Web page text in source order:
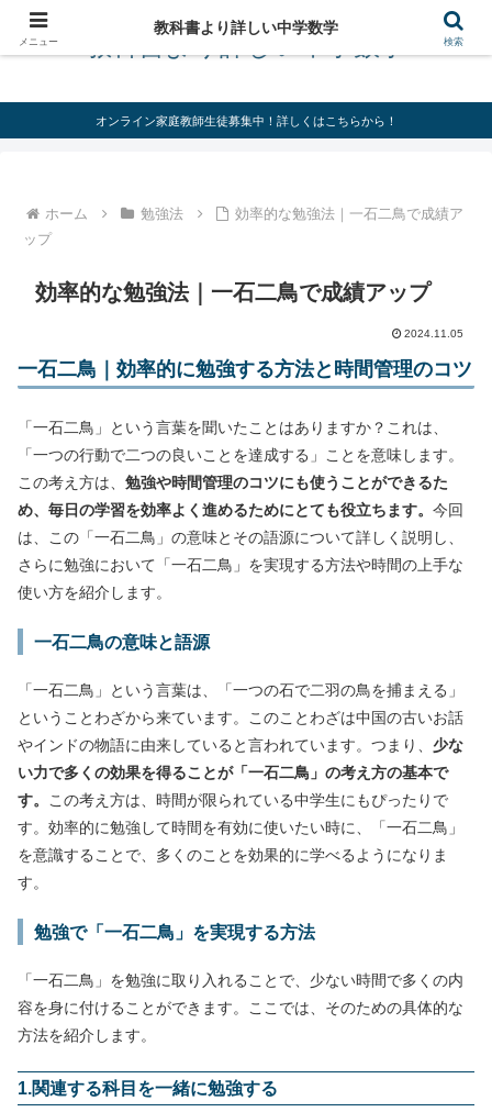
教科書より詳しい中学数学
オンライン家庭教師生徒募集中！詳しくはこちらから！
ホーム 勉強法
効率的な勉強法｜一石二鳥で成績ア
ップ
効率的な勉強法｜一石二鳥で成績アップ
2024.11.05
一石二鳥｜効率的に勉強する方法と時間管理のコツ
「一石二鳥」という言葉を聞いたことはありますか？これは、
「一つの行動で二つの良いことを達成する」ことを意味します。
この考え方は、 勉強や時間管理のコツにも使うことができるた
め、毎日の学習を効率よく進めるためにとても役立ちます。 今回
は、この「一石二鳥」の意味とその語源について詳しく説明し、
さらに勉強において「一石二鳥」を実現する方法や時間の上手な
使い方を紹介します。
一石二鳥の意味と語源
「一石二鳥」という言葉は、「一つの石で二羽の鳥を捕まえる」
ということわざから来ています。このことわざは中国の古いお話
やインドの物語に由来していると言われています。つまり、 少な
い力で多くの効果を得ることが「一石二鳥」の考え方の基本で
す。 この考え方は、時間が限られている中学生にもぴったりで
す。効率的に勉強して時間を有効に使いたい時に、「一石二鳥」
を意識することで、多くのことを効果的に学べるようになりま
す。
勉強で「一石二鳥」を実現する方法
「一石二鳥」を勉強に取り入れることで、少ない時間で多くの内
容を身に付けることができます。ここでは、そのための具体的な
方法を紹介します。
1.関連する科目を一緒に勉強する
メニュー
教科書より詳しい中学数学
検索